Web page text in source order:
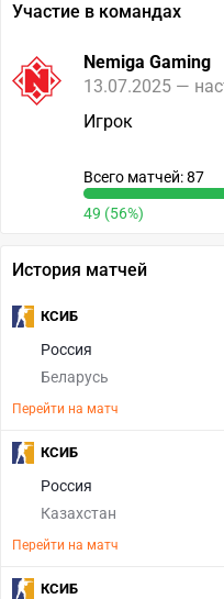
Участие в командах
Nemiga Gaming
13.07.2025 —
Игрок
Всего матчей: 87
49 (56%)
История матчей
Россия
Беларусь
Перейти на матч
КСИБ
Россия
Казахстан
Перейти на матч
КСИБ
КСИБ